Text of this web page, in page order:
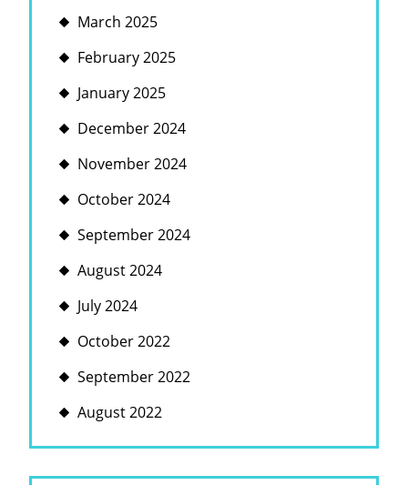
March 2025
February 2025
January 2025
December 2024
November 2024
October 2024
September 2024
August 2024
July 2024
October 2022
September 2022
August 2022